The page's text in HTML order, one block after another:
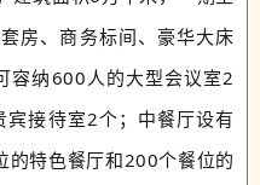
房、商务标间、豪华大床
容纳600人的大型会议室2
接待室2个；中餐厅设有
特色餐厅和200个餐位的